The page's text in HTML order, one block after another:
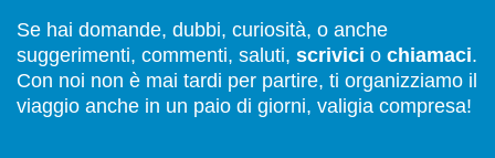
Se hai domande, dubbi, curiosità, o anche
suggerimenti, commenti, saluti, scrivici o chiamaci.
Con noi non è mai tardi per partire, ti organizziamo il
viaggio anche in un paio di giorni, valigia compresa!